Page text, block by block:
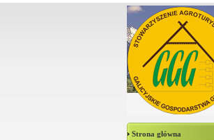
Strona główna